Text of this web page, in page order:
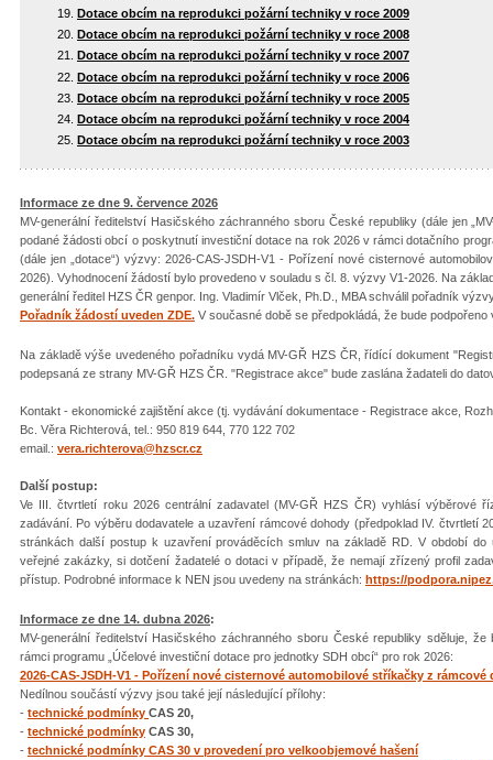
Dotace obcím na reprodukci požární techniky v roce 2009
Dotace obcím na reprodukci požární techniky v roce 2008
Dotace obcím na reprodukci požární techniky v roce 2007
Dotace obcím na reprodukci požární techniky v roce 2006
Dotace obcím na reprodukci požární techniky v roce 2005
Dotace obcím na reprodukci požární techniky v roce 2004
Dotace obcím na reprodukci požární techniky v roce 2003
Informace ze dne 9. července 2026
MV-generální ředitelství Hasičského záchranného sboru České republiky (dále jen
podané žádosti obcí o poskytnutí investiční dotace na rok 2026 v rámci dotačního
(dále jen „dotace“) výzvy: 2026-CAS-JSDH-V1 - Pořízení nové cisternové
2026). Vyhodnocení žádostí bylo provedeno v souladu s čl. 8. výzvy V1-2026. Na
generální ředitel HZS ČR genpor. Ing. Vladimír Vlček, Ph.D., MBA schválil pořadník
Pořadník žádostí uveden ZDE. V současné době se předpokládá, že bude
Na základě výše uvedeného pořadníku vydá MV-GŘ HZS ČR, řídící dokument
podepsaná ze strany MV-GŘ HZS ČR. "Registrace akce" bude zaslána žadateli do
Kontakt - ekonomické zajištění akce (tj. vydávání dokumentace - Registrace akce,
Bc. Věra Richterová, tel.: 950 819 644, 770 122 702
email.: vera.richterova@hzscr.cz
Další postup:
Ve III. čtvrtletí roku 2026 centrální zadavatel (MV-GŘ HZS ČR) vyhlásí výběrové
zadávání. Po výběru dodavatele a uzavření rámcové dohody (předpoklad IV. čtvrtletí
stránkách další postup k uzavření prováděcích smluv na základě RD. V období do
veřejné zakázky, si dotčení žadatelé o dotaci v případě, že nemají zřízený profil
přístup. Podrobné informace k NEN jsou uvedeny na stránkách: https://
Informace ze dne 14. dubna 2026:
MV-generální ředitelství Hasičského záchranného sboru České republiky sděluje,
rámci programu „Účelové investiční dotace pro jednotky SDH obcí“ pro rok 2026:
2026-CAS-JSDH-V1 - Pořízení nové cisternové automobilové stříkačky z rámcové
Nedílnou součástí výzvy jsou také její následující přílohy:
- technické podmínky CAS 20,
- technické podmínky CAS 30,
- technické podmínky CAS 30 v provedení pro velkoobjemové hašení